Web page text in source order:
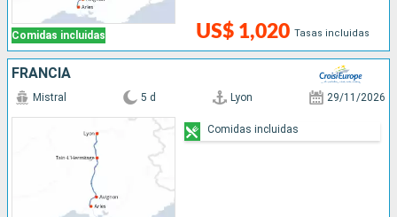
Comidas incluidas US$ 1,020 Tasas incluidas
FRANCIA
Mistral 5 d Lyon 29/11/2026
Comidas incluidas